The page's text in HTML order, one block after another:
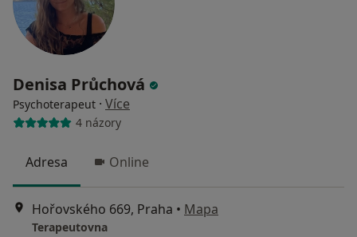
Denisa Průchová
Psychoterapeut · Více
4 názory
Adresa Online
Hořovského 669, Praha • Mapa
Terapeutovna